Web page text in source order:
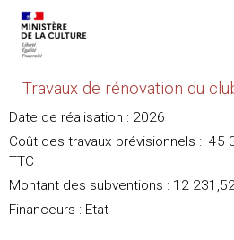
Travaux de rénovation du
Date de réalisation : 2026
Coût des travaux prévisionnels : 45
TTC
Montant des subventions : 12
Financeurs : Etat